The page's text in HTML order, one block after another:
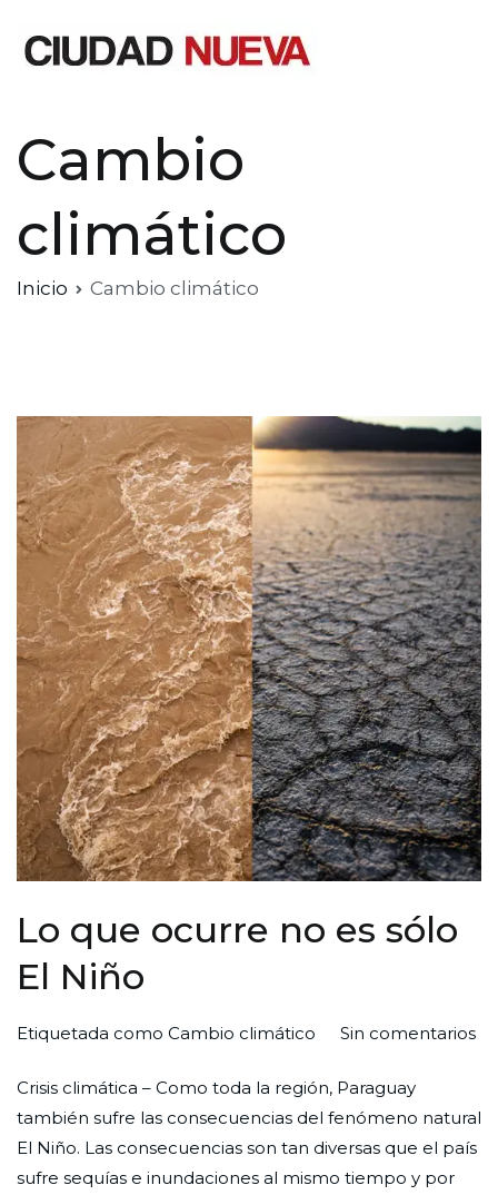
Cambio
climático
Inicio Cambio climático
Lo que ocurre no es sólo
El Niño
Por
Ciudad
Nueva
Publicada
27
de
septiembre
de
Publicada
Medio
ambiente
Etiquetada como Cambio climático Sin comentariosen
no
Crisis climática – Como toda la región, Paraguay
también sufre las consecuencias del fenómeno natural
El Niño. Las consecuencias son tan diversas que el país
sufre sequías e inundaciones al mismo tiempo y por